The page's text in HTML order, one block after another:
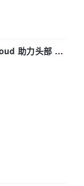
助力头部 AI